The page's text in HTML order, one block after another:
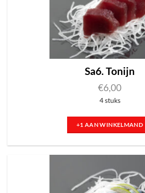
Sa6. Tonijn
€6,00
4 stuks
+1 AAN WINKELMAND